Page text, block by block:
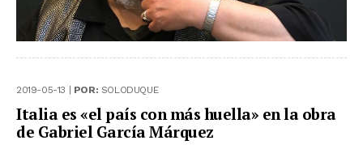
2019-05-13 | POR: SOLODUQUE
Italia es «el país con más huella» en la obra
de Gabriel García Márquez